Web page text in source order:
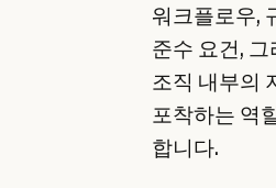
워크플로우,
준수 요건, 그
조직 내부의
포착하는 역
합니다.